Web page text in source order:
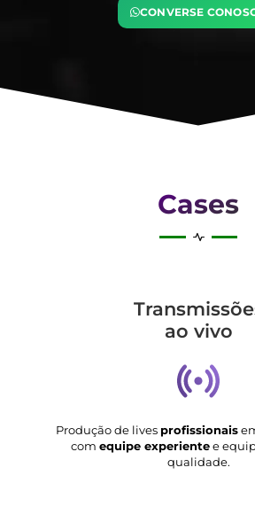
CONVERSE
Cases
ao vivo
Produção de lives profissionais
com equipe experientee
qualidade.